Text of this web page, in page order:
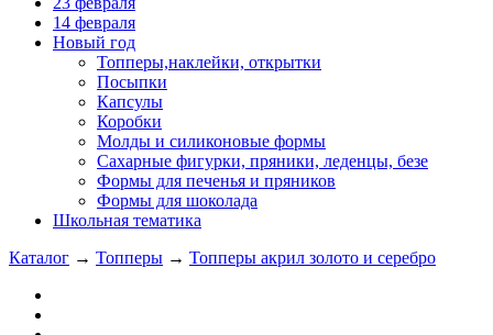
14 февраля
Новый год
Топперы,наклейки, открытки
Посыпки
Капсулы
Коробки
Молды и силиконовые формы
Сахарные фигурки, пряники, леденцы, безе
Формы для печенья и пряников
Формы для шоколада
Школьная тематика
Каталог → Топперы → Топперы акрил золото и серебро